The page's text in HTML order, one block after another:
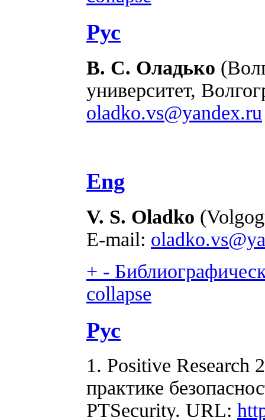
Рус
В. С. Оладько
университет,
oladko.vs@yandex.ru
Eng
V. S. Oladko
E-mail:
+ -
collapse
Рус
1. Positive Research
практике
PTSecurity. URL: